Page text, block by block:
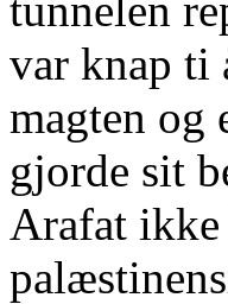
var knap ti
magten og
gjorde sit
Arafat